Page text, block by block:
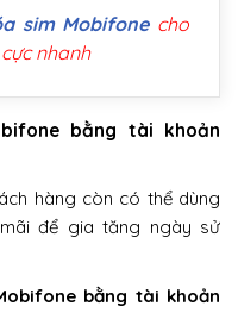
sim Mobifonecho
nhanh
bằng tài khoản
hàng còn có thể dùng
để gia tăng ngày sử
bằng tài khoản